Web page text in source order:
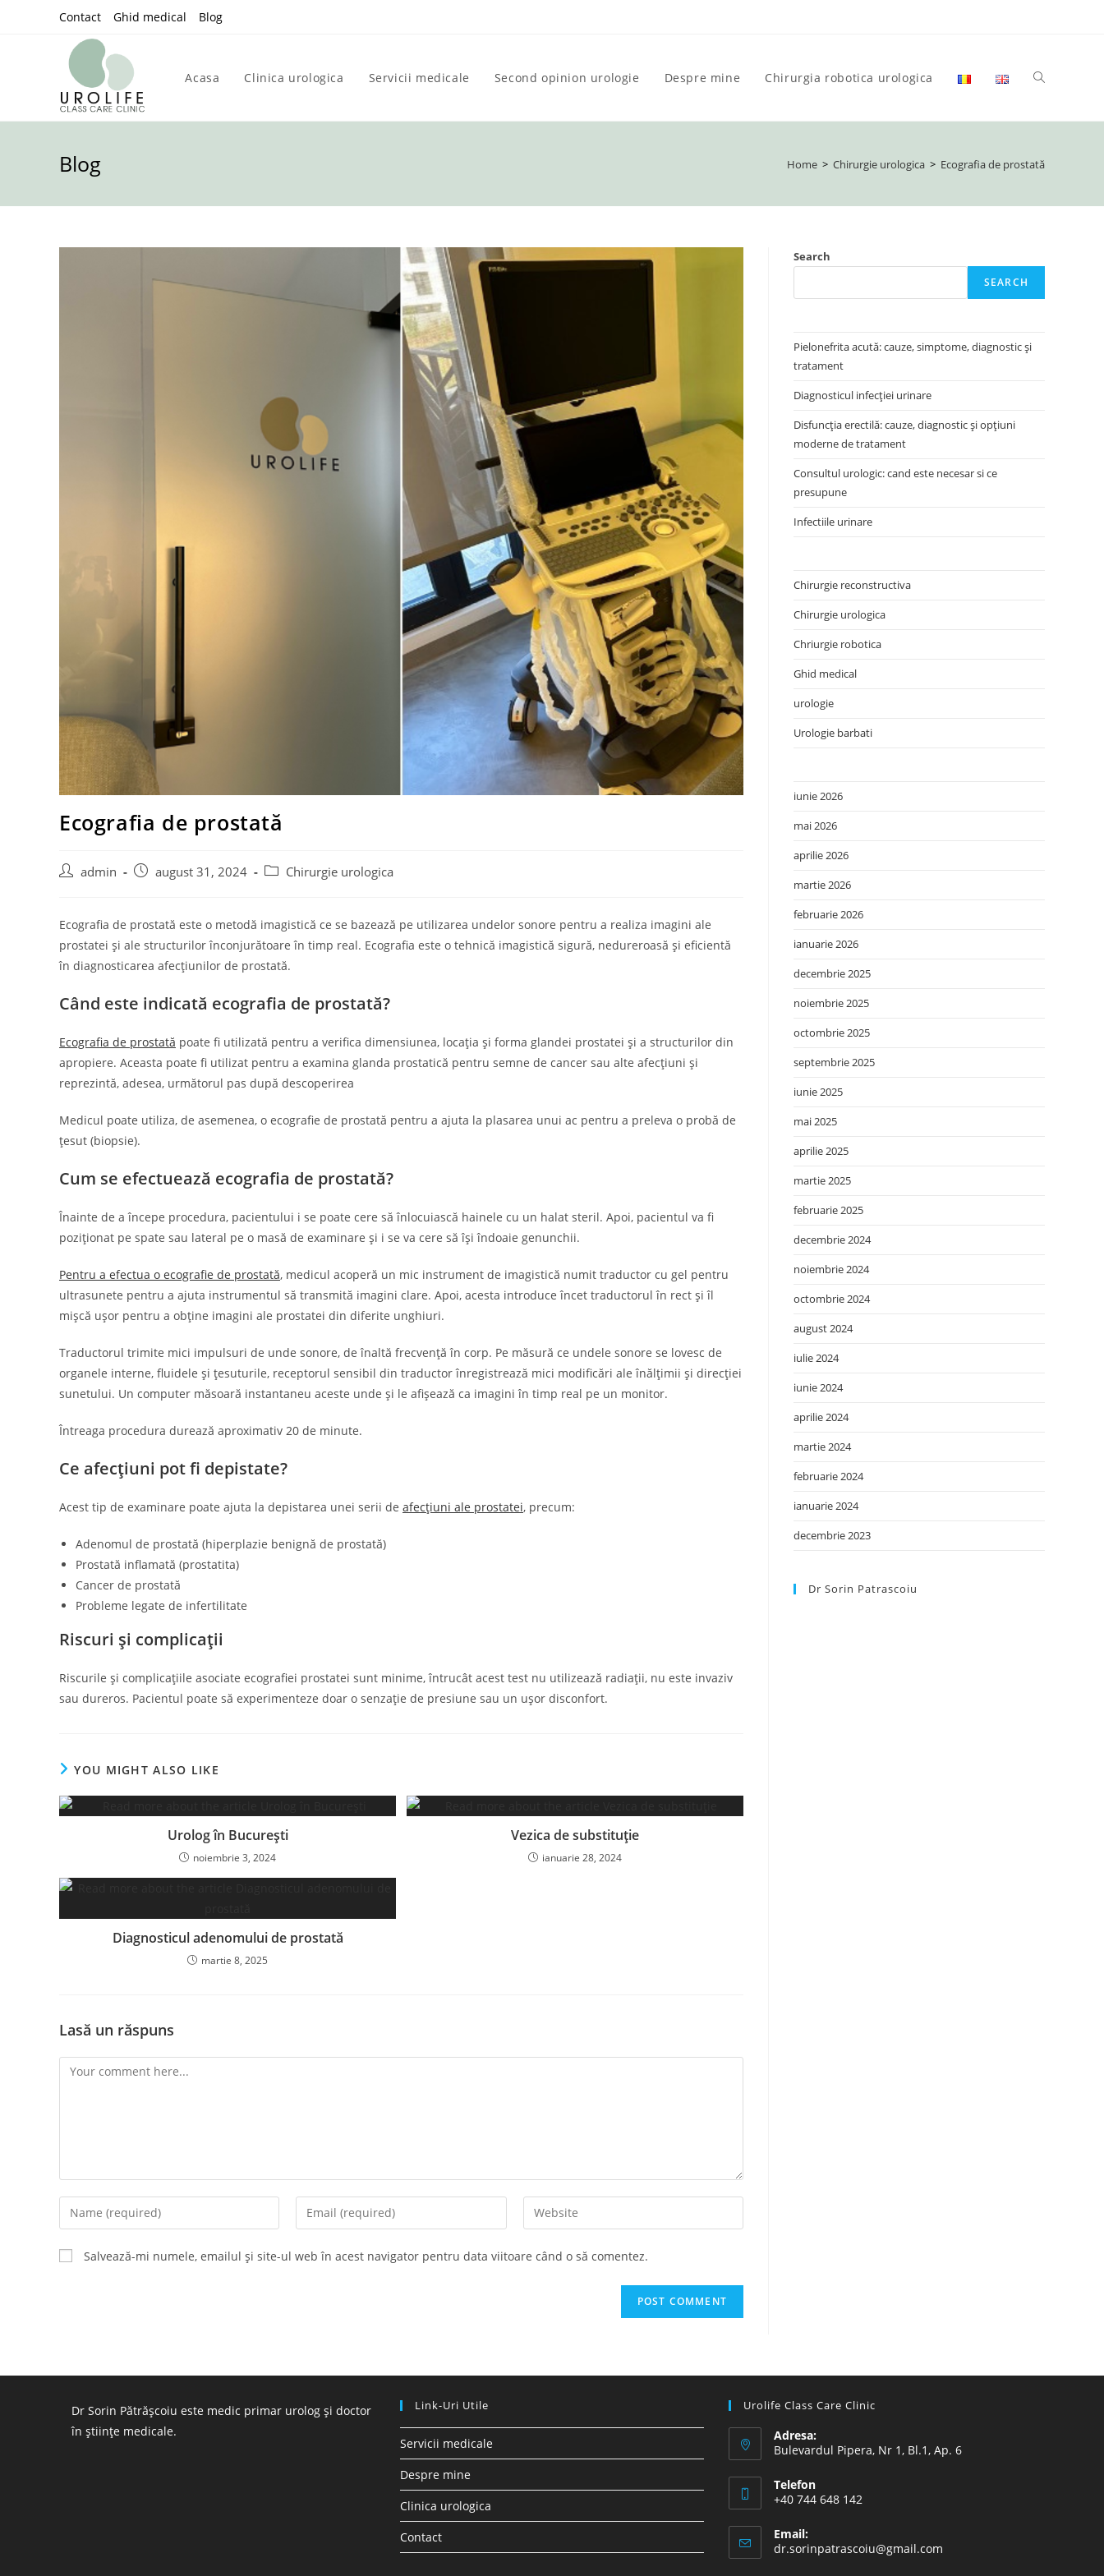
Contact Ghid medical Blog
Acasa Clinica urologica Servicii medicale Second opinion urologie Despre mine Chirurgia robotica urologica Toggle
website
Blog Home > Chirurgie urologica > Ecografia de prostată
Ecografia de prostată
Postadmin
Postaugust 31, 2024
Post Chirurgie urologica
Ecografia de prostată este o metodă imagistică ce se bazează pe utilizarea undelor sonore pentru a realiza imagini ale
prostatei și ale structurilor înconjurătoare în timp real. Ecografia este o tehnică imagistică sigură, nedureroasă și eficientă
în diagnosticarea afecțiunilor de prostată.
Când este indicată ecografia de prostată?
Ecografia de prostată poate fi utilizată pentru a verifica dimensiunea, locația și forma glandei prostatei și a structurilor din
apropiere. Aceasta poate fi utilizat pentru a examina glanda prostatică pentru semne de cancer sau alte afecțiuni și
reprezintă, adesea, următorul pas după descoperirea
Medicul poate utiliza, de asemenea, o ecografie de prostată pentru a ajuta la plasarea unui ac pentru a preleva o probă de
țesut (biopsie).
Cum se efectuează ecografia de prostată?
Înainte de a începe procedura, pacientului i se poate cere să înlocuiască hainele cu un halat steril. Apoi, pacientul va fi
poziționat pe spate sau lateral pe o masă de examinare și i se va cere să își îndoaie genunchii.
Pentru a efectua o ecografie de prostată, medicul acoperă un mic instrument de imagistică numit traductor cu gel pentru
ultrasunete pentru a ajuta instrumentul să transmită imagini clare. Apoi, acesta introduce încet traductorul în rect și îl
mișcă ușor pentru a obține imagini ale prostatei din diferite unghiuri.
Traductorul trimite mici impulsuri de unde sonore, de înaltă frecvență în corp. Pe măsură ce undele sonore se lovesc de
organele interne, fluidele și țesuturile, receptorul sensibil din traductor înregistrează mici modificări ale înălțimii și direcției
sunetului. Un computer măsoară instantaneu aceste unde și le afișează ca imagini în timp real pe un monitor.
Întreaga procedura durează aproximativ 20 de minute.
Ce afecțiuni pot fi depistate?
Acest tip de examinare poate ajuta la depistarea unei serii de afecțiuni ale prostatei, precum:
Adenomul de prostată (hiperplazie benignă de prostată)
Prostată inflamată (prostatita)
Cancer de prostată
Probleme legate de infertilitate
Riscuri și complicații
Riscurile și complicațiile asociate ecografiei prostatei sunt minime, întrucât acest test nu utilizează radiații, nu este invaziv
sau dureros. Pacientul poate să experimenteze doar o senzație de presiune sau un ușor disconfort.
YOU MIGHT ALSO LIKE
Urolog în București
noiembrie 3, 2024
Vezica de substituție
ianuarie 28, 2024
Diagnosticul adenomului de prostată
martie 8, 2025
Lasă un răspuns
Comment
Enter
your
name
or
Enter
your
Enter
your
Salvează-mi numele, emailul și site-ul web în acest navigator pentru data viitoare când o să comentez.
Search
SEARCH
Pielonefrita acută: cauze, simptome, diagnostic și
tratament
Diagnosticul infecției urinare
Disfuncția erectilă: cauze, diagnostic și opțiuni
moderne de tratament
Consultul urologic: cand este necesar si ce
presupune
Infectiile urinare
Chirurgie reconstructiva
Chirurgie urologica
Chriurgie robotica
Ghid medical
urologie
Urologie barbati
iunie 2026
mai 2026
aprilie 2026
martie 2026
februarie 2026
ianuarie 2026
decembrie 2025
noiembrie 2025
octombrie 2025
septembrie 2025
iunie 2025
mai 2025
aprilie 2025
martie 2025
februarie 2025
decembrie 2024
noiembrie 2024
octombrie 2024
august 2024
iulie 2024
iunie 2024
aprilie 2024
martie 2024
februarie 2024
ianuarie 2024
decembrie 2023
Dr Sorin Patrascoiu
Dr Sorin Pătrășcoiu este medic primar urolog și doctor
în științe medicale.
Link-Uri Utile
Servicii medicale
Despre mine
Clinica urologica
Contact
Urolife Class Care Clinic
Adresa:
Bulevardul Pipera, Nr 1, Bl.1, Ap. 6
Telefon
+40 744 648 142
Email:
dr.sorinpatrascoiu@gmail.comOpens